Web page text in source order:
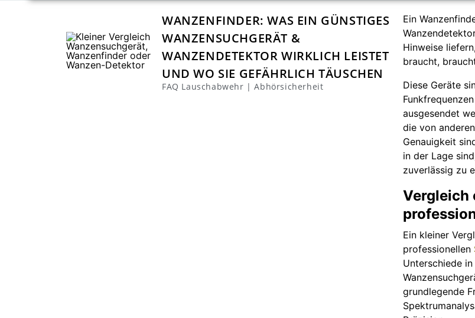
WANZENFINDER: WAS EIN GÜNSTIGES
WANZENSUCHGERÄT &
WANZENDETEKTOR WIRKLICH LEISTET
UND WO SIE GEFÄHRLICH TÄUSCHEN
FAQ Lauschabwehr | Abhörsicherheit
Ein
Hinweise
braucht,
Diese Geräte
ausgesendet
die von
Genauigkeit
in der Lage
zuverlässig zu
Vergleich
Ein kleiner
professionellen
Unterschiede
grundlegende